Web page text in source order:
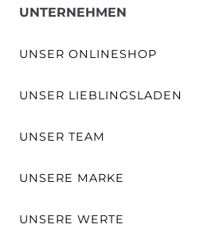
UNTERNEHMEN
UNSER ONLINESHOP
UNSER LIEBLINGSLADEN
UNSER TEAM
UNSERE MARKE
UNSERE WERTE